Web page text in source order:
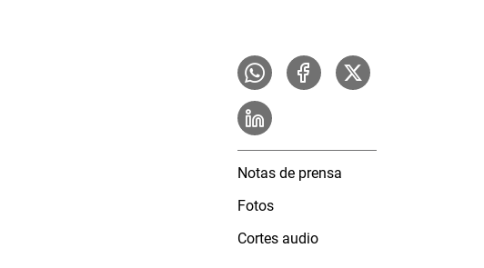
Notas de prensa
Fotos
Cortes audio